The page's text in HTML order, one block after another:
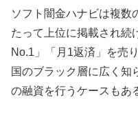
ソフト闇金ハナビは複数
たって上位に掲載され続
No.1」「月1返済」を売
国のブラック層に広く知
の融資を行うケースもあ